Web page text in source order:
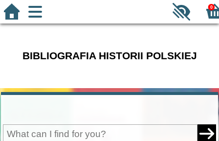
0
BIBLIOGRAFIA HISTORII POLSKIEJ